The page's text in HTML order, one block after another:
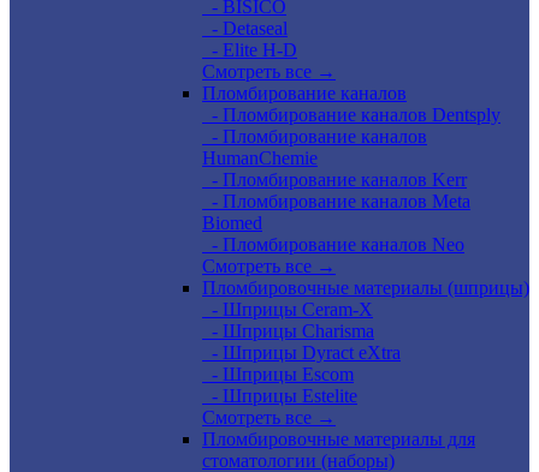
- BISICO
- Detaseal
- Elite H-D
Смотреть все →
Пломбирование каналов
- Пломбирование каналов Dentsply
- Пломбирование каналов
HumanChemie
- Пломбирование каналов Kerr
- Пломбирование каналов Meta
Biomed
- Пломбирование каналов Neo
Смотреть все →
Пломбировочные материалы (шприцы)
- Шприцы Ceram-X
- Шприцы Charisma
- Шприцы Dyract eXtra
- Шприцы Escom
- Шприцы Estelite
Смотреть все →
Пломбировочные материалы для
стоматологии (наборы)